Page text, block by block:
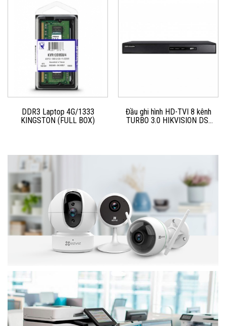
DDR3 Laptop 4G/1333
KINGSTON (FULL BOX)
Đầu ghi hình HD-TVI 8 kênh
TURBO 3.0 HIKVISION DS-